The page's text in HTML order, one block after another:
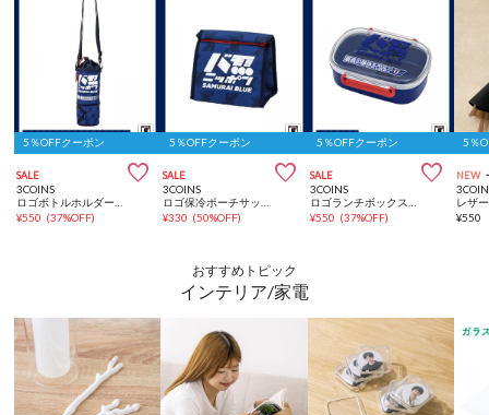
5％OFFクーポン
SALE 
3COINS
¥550 (37%OFF)
5％OFFクーポン
SALE 
3COINS
¥330 (50%OFF)
5％OFFクーポン
SALE 
3COINS
¥550 (37%OFF)
5％
NEW
¥550
おすすめトピック
インテリア/家電